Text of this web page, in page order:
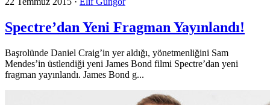
Spectre’dan Yeni Fragman Yayınlandı!
Başrolünde Daniel Craig’in yer aldığı, yönetmenliğini Sam
Mendes’in üstlendiği yeni James Bond filmi Spectre’dan yeni
fragman yayınlandı. James Bond g...